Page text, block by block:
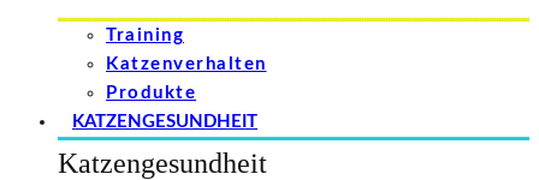
Training
Katzenverhalten
Produkte
KATZENGESUNDHEIT
Katzengesundheit